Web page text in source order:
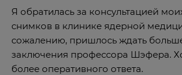
Я обратилась за консультацией
снимков в клинике ядерной
сожалению, пришлось ждать
заключения профессора Шэфера.
более оперативного ответа.